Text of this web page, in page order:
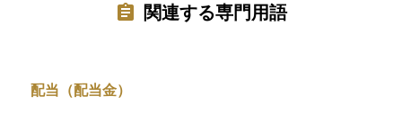
関連する専門用語
配当（配当金）